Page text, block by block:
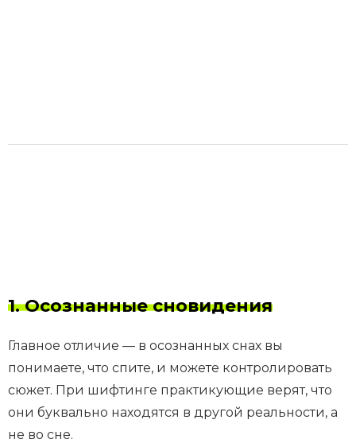
1. Осознанные сновидения
Главное отличие — в осознанных снах вы
понимаете, что спите, и можете контролировать
сюжет. При шифтинге практикующие верят, что
они буквально находятся в другой реальности, а
не во сне.